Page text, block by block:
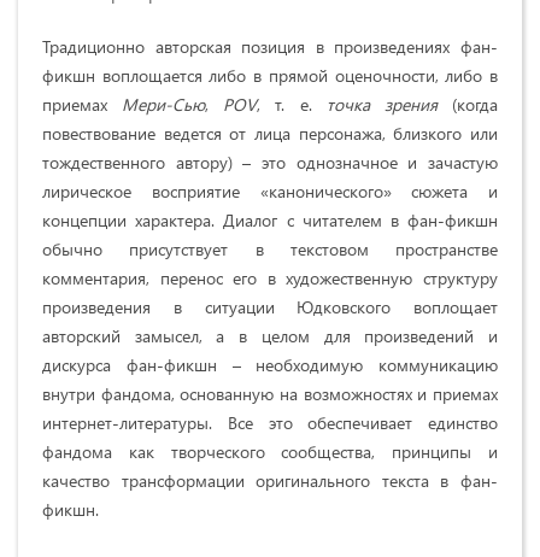
Традиционно авторская позиция в произведениях фан-
фикшн воплощается либо в прямой оценочности, либо в
приемах Мери-Сью, РОV, т. е. точка зрения(когда
повествование ведется от лица персонажа, близкого или
тождественного автору) – это однозначное и зачастую
лирическое восприятие «канонического» сюжета и
концепции характера. Диалог с читателем в фан-фикшн
обычно присутствует в текстовом пространстве
комментария, перенос его в художественную структуру
произведения в ситуации Юдковского воплощает
авторский замысел, а в целом для произведений и
дискурса фан-фикшн – необходимую коммуникацию
внутри фандома, основанную на возможностях и приемах
интернет-литературы. Все это обеспечивает единство
фандома как творческого сообщества, принципы и
качество трансформации оригинального текста в фан-
фикшн.